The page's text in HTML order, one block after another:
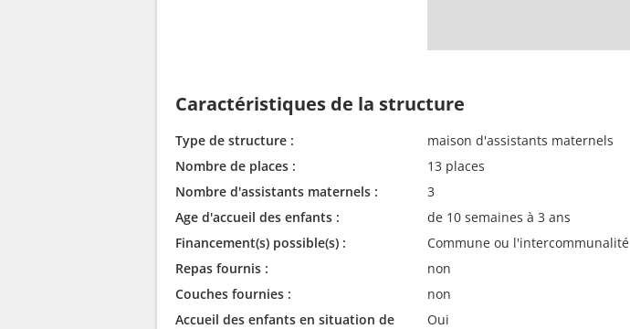
Caractéristiques de la structure
Type de structure :
maison d'assistants maternels
Nombre de places :
13 places
Nombre d'assistants maternels :
3
Age d'accueil des enfants :
de 10 semaines à 3 ans
Financement(s) possible(s) :
Commune ou l'intercommunalité
Repas fournis :
non
Couches fournies :
non
Accueil des enfants en situation de
Oui